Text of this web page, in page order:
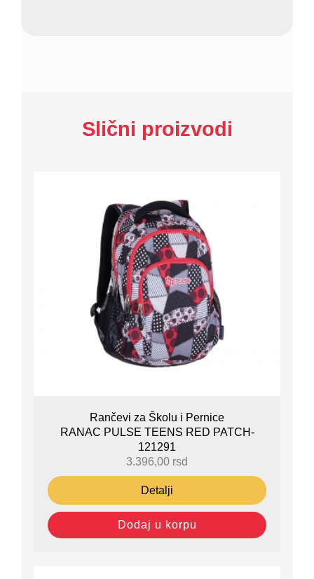
Slični proizvodi
Rančevi za Školu i Pernice
RANAC PULSE TEENS RED PATCH-
121291
3.396,00 rsd
Detalji
Dodaj u korpu